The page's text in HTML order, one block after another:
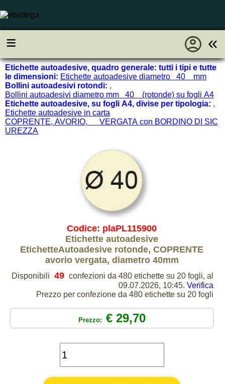
≡ «
account_circle
Etichette autoadesive, quadro generale: tutti i tipi e tutte
le dimensioni: Etichette autoadesive diametro 40 mm
Bollini autoadesivi rotondi: ,
Bollini autoadesivi diametro mm 40 (rotonde) su fogli A4
Etichette autoadesive, su fogli A4, divise per tipologia: ,
Etichette autoadesive in carta
COPRENTE, AVORIO, VERGATA con BORDINO DI SIC
UREZZA
Codice: plaPL115900
Etichette autoadesive
EtichetteAutoadesive rotonde, COPRENTE
avorio vergata, diametro 40mm
Disponibili 49 confezioni da 480 etichette su 20 fogli, al
09.07.2026, 10:45. Verifica
Prezzo per confezione da 480 etichette su 20 fogli
Prezzo: € 29,70